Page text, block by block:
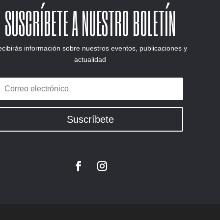
SUSCRÍBETE A NUESTRO BOLETÍN
información sobre nuestros eventos, publicaciones y
actualidad
Suscríbete